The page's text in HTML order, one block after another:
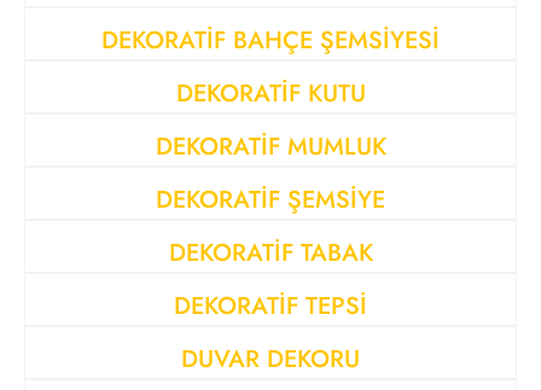
DEKORATİF BAHÇE ŞEMSİYESİ
DEKORATİF KUTU
DEKORATİF MUMLUK
DEKORATİF ŞEMSİYE
DEKORATİF TABAK
DEKORATİF TEPSİ
DUVAR DEKORU